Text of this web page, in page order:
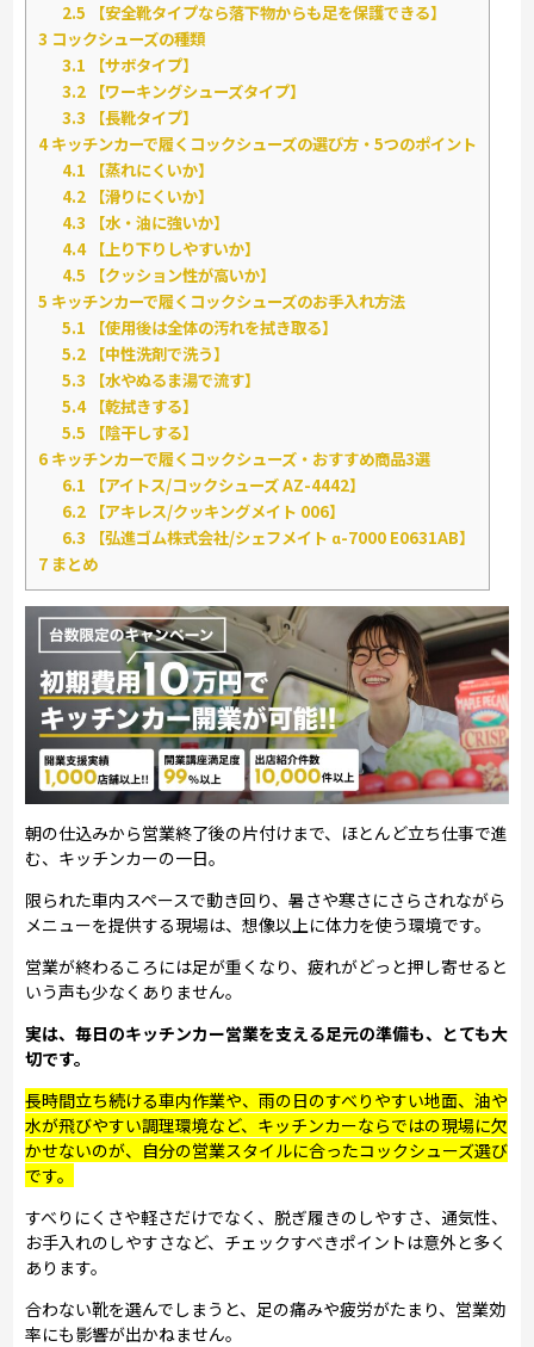
2.5 【安全靴タイプなら落下物からも足を保護できる】
3 コックシューズの種類
3.1 【サボタイプ】
3.2 【ワーキングシューズタイプ】
3.3 【長靴タイプ】
4キッチンカーで履くコックシューズの選び方・5つのポイント
4.1 【蒸れにくいか】
4.2 【滑りにくいか】
4.3 【水・油に強いか】
4.4【上り下りしやすいか】
4.5 【クッション性が高いか】
5 キッチンカーで履くコックシューズのお手入れ方法
5.1 【使用後は全体の汚れを拭き取る】
5.2 【中性洗剤で洗う】
5.3 【水やぬるま湯で流す】
5.4【乾拭きする】
5.5 【陰干しする】
6 キッチンカーで履くコックシューズ・おすすめ商品3選
6.1 【アイトス/コックシューズ AZ-4442】
6.2 【アキレス/クッキングメイト 006】
6.3 【弘進ゴム株式会社/シェフメイト α-7000 E0631AB】
7 まとめ
朝の仕込みから営業終了後の片付けまで、ほとんど立ち仕事で進
む、キッチンカーの一日。
限られた車内スペースで動き回り、暑さや寒さにさらされながら
メニューを提供する現場は、想像以上に体力を使う環境です。
営業が終わるころには足が重くなり、疲れがどっと押し寄せると
いう声も少なくありません。
実は、毎日のキッチンカー営業を支える足元の準備も、とても大
切です。
長時間立ち続ける車内作業や、雨の日のすべりやすい地面、油や
水が飛びやすい調理環境など、キッチンカーならではの現場に欠
かせないのが、自分の営業スタイルに合ったコックシューズ選び
です。
すべりにくさや軽さだけでなく、脱ぎ履きのしやすさ、通気性、
お手入れのしやすさなど、チェックすべきポイントは意外と多く
あります。
合わない靴を選んでしまうと、足の痛みや疲労がたまり、営業効
率にも影響が出かねません。